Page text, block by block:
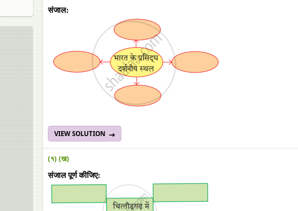
संजाल:
VIEW SOLUTION
(१) (ख)
संजाल पूर्ण कीजिए: